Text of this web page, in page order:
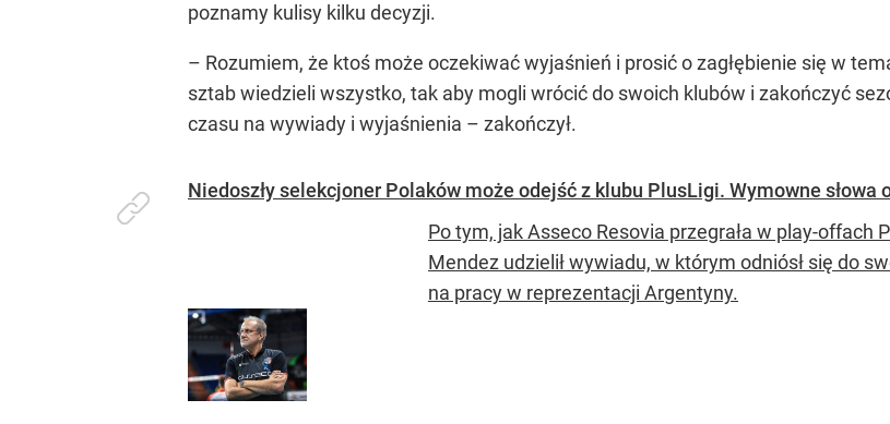
poznamy kulisy kilku decyzji.
– Rozumiem, że ktoś może oczekiwać wyjaśnień i prosić o zagłębienie się w
sztab wiedzieli wszystko, tak aby mogli wrócić do swoich klubów i zakończyć
czasu na wywiady i wyjaśnienia – zakończył.
Niedoszły selekcjoner Polaków może odejść z klubu PlusLigi. Wymowne słowa
Po tym, jak Asseco Resovia przegrała w play-
Mendez udzielił wywiadu, w którym odniósł się do
na pracy w reprezentacji Argentyny.